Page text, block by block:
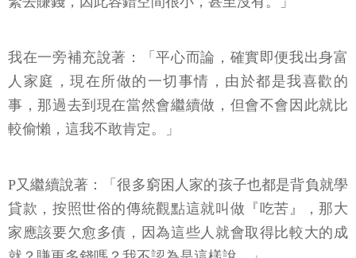
我在一旁補充說著：「平心而論，確實即便我出身富
人家庭，現在所做的一切事情，由於都是我喜歡的
事，那過去到現在當然會繼續做，但會不會因此就比
較偷懶，這我不敢肯定。」
P又繼續說著：「很多窮困人家的孩子也都是背負就學
貸款，按照世俗的傳統觀點這就叫做『吃苦』，那大
家應該要欠愈多債，因為這些人就會取得比較大的成